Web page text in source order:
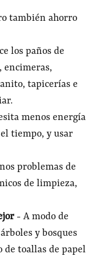
también ahorro
los paños de
tapicerías e
menos energía
tiempo, y usar
problemas de
de limpieza,
- A modo de
y bosques
de toallas de papel